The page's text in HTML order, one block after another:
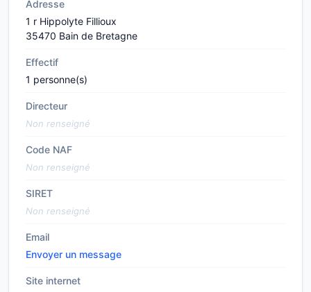
Adresse
1 r Hippolyte Fillioux
35470 Bain de Bretagne
Effectif
1 personne(s)
Directeur
Non renseigné
Code NAF
Non renseigné
SIRET
Non renseigné
Email
Envoyer un message
Site internet